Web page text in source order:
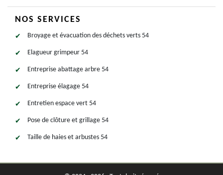
NOS SERVICES
Broyage et évacuation des déchets verts 54
Elagueur grimpeur 54
Entreprise abattage arbre 54
Entreprise élagage 54
Entretien espace vert 54
Pose de clôture et grillage 54
Taille de haies et arbustes 54